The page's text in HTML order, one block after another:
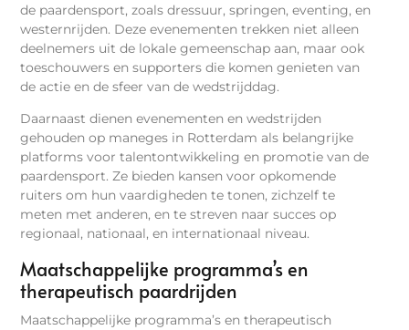
de paardensport, zoals dressuur, springen, eventing, en
westernrijden. Deze evenementen trekken niet alleen
deelnemers uit de lokale gemeenschap aan, maar ook
toeschouwers en supporters die komen genieten van
de actie en de sfeer van de wedstrijddag.
Daarnaast dienen evenementen en wedstrijden
gehouden op maneges in Rotterdam als belangrijke
platforms voor talentontwikkeling en promotie van de
paardensport. Ze bieden kansen voor opkomende
ruiters om hun vaardigheden te tonen, zichzelf te
meten met anderen, en te streven naar succes op
regionaal, nationaal, en internationaal niveau.
Maatschappelijke programma’s en
therapeutisch paardrijden
Maatschappelijke programma’s en therapeutisch